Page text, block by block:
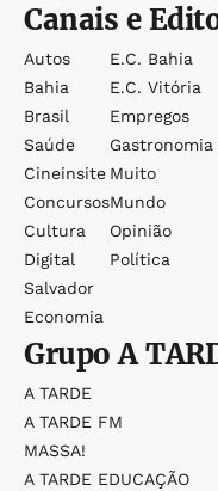
Canais e
Autos
Bahia
Brasil
Saúde
Cineinsite
Concursos
Cultura
Digital
Salvador
Economia
E.c. Bahia
E.c. Vitória
Empregos
Gastronomia
Muito
Mundo
Opinião
Política
GrupoA
A TARDE
A TARDE FM
MASSA!
A TARDE EDUCAÇÃO